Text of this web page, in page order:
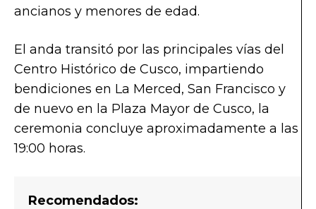
ancianos y menores de edad.
El anda transitó por las principales vías del
Centro Histórico de Cusco, impartiendo
bendiciones en La Merced, San Francisco y
de nuevo en la Plaza Mayor de Cusco, la
ceremonia concluye aproximadamente a las
19:00 horas.
Recomendados: